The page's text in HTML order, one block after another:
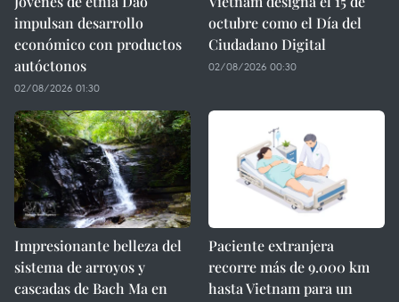
impulsan desarrollo
económico con productos
autóctonos
02/08/2026 01:30
octubre como el Día del
Ciudadano Digital
02/08/2026 00:30
Impresionante belleza del
sistema de arroyos y
cascadas de Bach Ma en
Paciente extranjera
recorre más de 9.000 km
hasta Vietnam para un